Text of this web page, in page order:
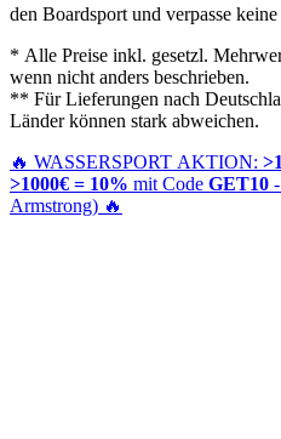
den Boardsport und verpasse
* Alle Preise inkl. gesetzl.
wenn nicht anders beschrieben.
** Für Lieferungen nach
Länder können stark abweichen.
🔥 WASSERSPORT AKTION:
>1000€ = 10% mit Code GET10
Armstrong) 🔥